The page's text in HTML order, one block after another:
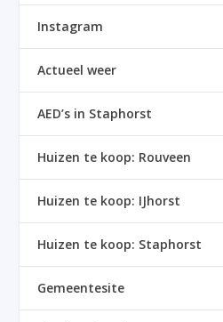
Instagram
Actueel weer
AED’s in Staphorst
Huizen te koop: Rouveen
Huizen te koop: IJhorst
Huizen te koop: Staphorst
Gemeentesite